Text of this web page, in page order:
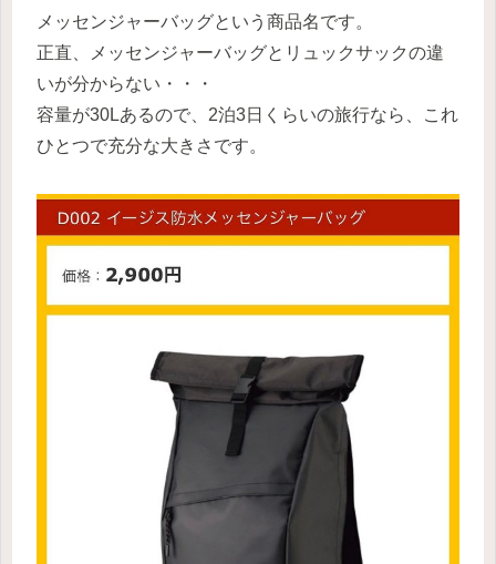
メッセンジャーバッグという商品名です。
正直、メッセンジャーバッグとリュックサックの違
いが分からない・・・
容量が30Lあるので、2泊3日くらいの旅行なら、これ
ひとつで充分な大きさです。